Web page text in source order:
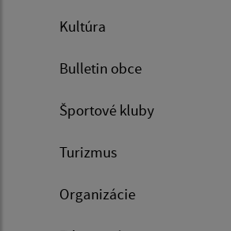
Kultúra
Bulletin obce
Športové kluby
Turizmus
Organizácie